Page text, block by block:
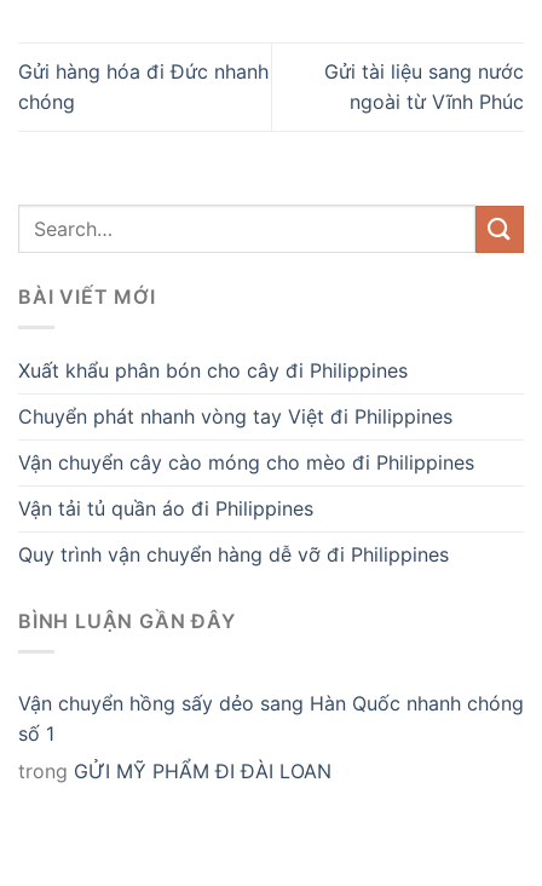
Gửi hàng hóa đi Đức nhanh
chóng
Gửi tài liệu sang nước
ngoài từ Vĩnh Phúc
BÀI VIẾT MỚI
Xuất khẩu phân bón cho cây đi Philippines
Chuyển phát nhanh vòng tay Việt đi Philippines
Vận chuyển cây cào móng cho mèo đi Philippines
Vận tải tủ quần áo đi Philippines
Quy trình vận chuyển hàng dễ vỡ đi Philippines
BÌNH LUẬN GẦN ĐÂY
Vận chuyển hồng sấy dẻo sang Hàn Quốc nhanh chóng
số 1
trong GỬI MỸ PHẨM ĐI ĐÀI LOAN